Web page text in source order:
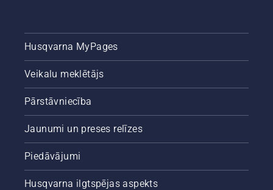
Husqvarna MyPages
Veikalu meklētājs
Pārstāvniecība
Jaunumi un preses relīzes
Piedāvājumi
Husqvarna ilgtspējas aspekts